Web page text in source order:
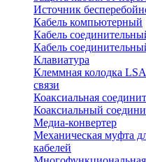
Источник
Кабель компьютерный
Кабель
Кабель
Клавиатура
Клеммная колодка
связи
Коаксиальная
Коаксиальный
Медиа-конвертер
Механическая муфта
кабелей